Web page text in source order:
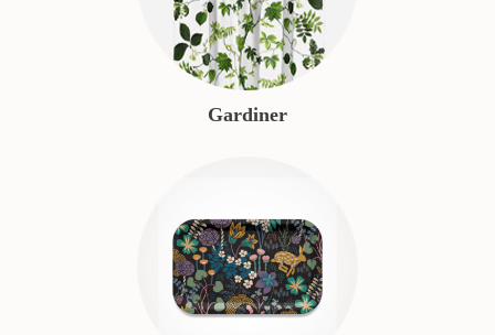
Gardiner